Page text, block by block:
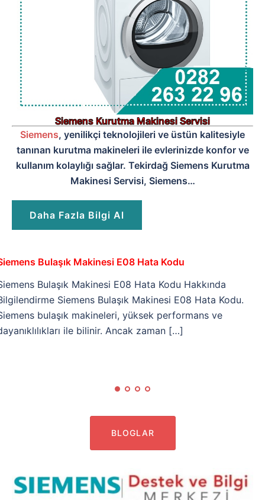
Siemens Kurutma Makinesi Servisi
Siemens, yenilikçi teknolojileri ve üstün kalitesiyle
tanınan kurutma makineleri ile evlerinizde konfor ve
kullanım kolaylığı sağlar. Tekirdağ Siemens Kurutma
Makinesi Servisi, Siemens…
Daha Fazla Bilgi Al
Bulaşık Makinesi E08 Hata Kodu
Bulaşık Makinesi E08 Hata Kodu Hakkında
Siemens Bulaşık Makinesi E08 Hata Kodu.
bulaşık makineleri, yüksek performans ve
ile bilinir. Ancak zaman […]
BLOGLAR